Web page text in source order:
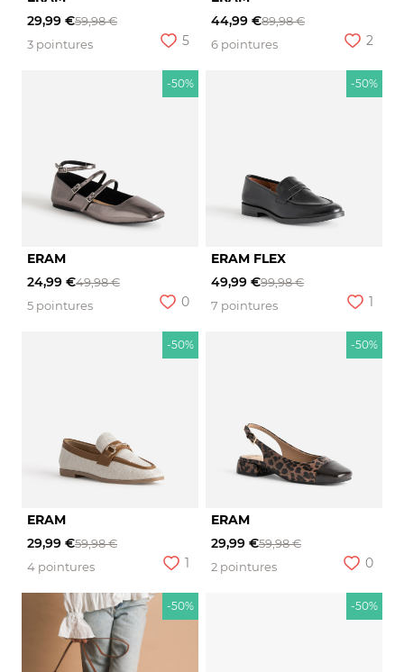
29,99 €59,98 €
3 pointures
5
44,99 €89,98 €
6 pointures
2
-50%
ERAM
24,99 €49,98 €
5 pointures
0
-50%
ERAM FLEX
49,99 €99,98 €
7 pointures
1
-50%
ERAM
29,99 €59,98 €
4 pointures
1
-50%
ERAM
29,99 €59,98 €
2 pointures
0
-50% -50%